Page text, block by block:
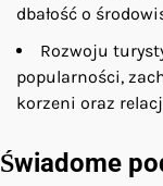
dbałość o
Rozwoju
popularności,
korzeni oraz
Świadome